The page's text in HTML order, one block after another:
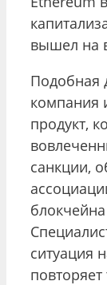
вышел на
Подобная
компания
продукт,
санкции,
ситуация